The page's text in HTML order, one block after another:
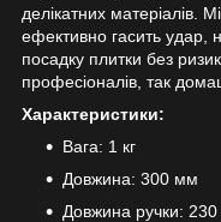
делікатних матеріалів.
ефективно гасить удар,
посадку плитки без
професіоналів, так
Характеристики:
Вага: 1 кг
Довжина: 300 мм
Довжина ручки: